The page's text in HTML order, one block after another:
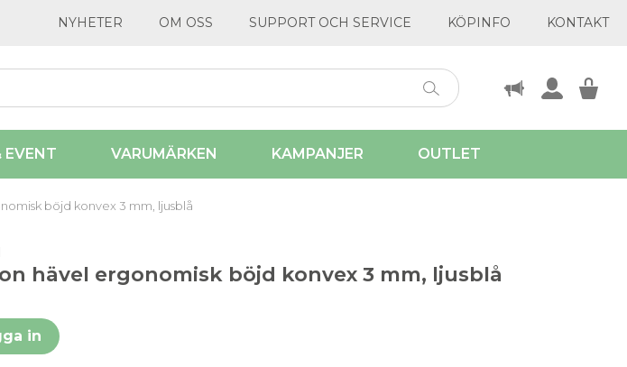
NYHETER OM OSS SUPPORT OCH SERVICE KÖPINFO KONTAKT
EVENT VARUMÄRKEN KAMPANJER OUTLET
böjd konvex 3 mm, ljusblå
hävel ergonomisk böjd konvex 3 mm, ljusblå
in